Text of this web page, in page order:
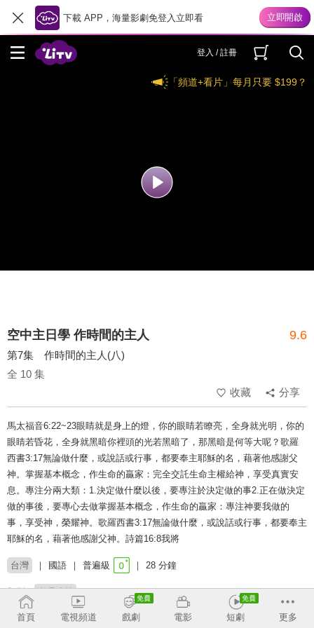
下載 APP，海量影劇免登入立即看
登入 / 註冊
「頻道+看片」每月只要 $199？
空中主日學 作時間的主人 9.6
第7集 作時間的主人(八)
全 10 集
收藏
分享
馬太福音6:22~23眼睛就是身上的燈，你的眼睛若瞭亮，全身就光明，你的
眼睛若昏花，全身就黑暗你裡頭的光若黑暗了，那黑暗是何等大呢？歌羅
西書3:17無論做什麼，或說話或行事，都要奉主耶穌的名，藉著他感謝父
神。掌握基本概念，作生命的贏家：完全交託生命主權給神，享受真實安
息。專注分兩大類：1.決定做什麼以後，要專注於決定做的事2.正在做決定
做的事後，要專心去做掌握基本概念，作生命的贏家：專注神要我做的
事，享受神，榮耀神。歌羅西書3:17無論做什麼，或說話或行事，都要奉主
耶穌的名，藉著他感謝父神。詩篇16:8我將
台灣 國語 普遍級 28 分鐘
類別： 真理造就
講員： 劉志雄
首頁 電視頻道 戲劇 電影 短劇 更多